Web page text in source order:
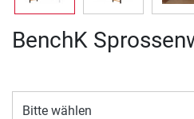
BenchK
Bitte wählen